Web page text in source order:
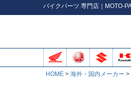
バイクパーツ 専門店｜MOTO-
HOME 海外・国内メーカー